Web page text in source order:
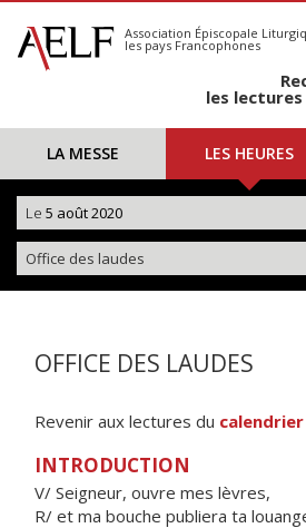
S'abonner
Calendrier
Association Épiscopale
les pays Francophones
les
LA MESSE LES HEURES
Le 5 août 2020
Office des laudes
OFFICE DES LAUDES
Revenir aux lectures du
INTRODUCTION
V/ Seigneur, ouvre mes lèvres,
R/ et ma bouche publiera ta